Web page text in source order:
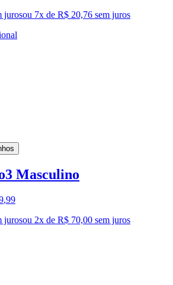
jurosou 7x de R$ 20,76 sem juros
Masculino
,99
jurosou 2x de R$ 70,00 sem juros